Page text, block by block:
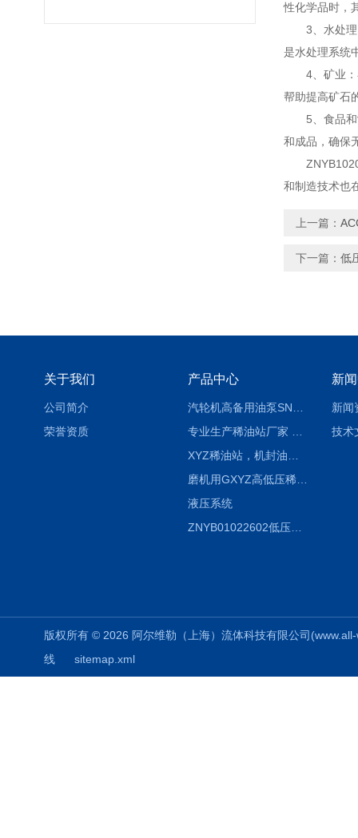
性化学品时，
3、水处理：
是水处理系统
4、矿业：在
帮助提高矿石
5、食品和制
和成品，确保
和制造技术也
上一篇：
下一篇： 低
关于我们
公司简介
荣誉资质
产品中心
磨机用GXYZ高低压稀油站，静压油润滑系统
液压系统
ZNYB01022602低压螺杆泵
新
新闻
技术
版权所有 © 2026 阿尔维勒（上海）流体科技有限公司
线
sitemap.xml